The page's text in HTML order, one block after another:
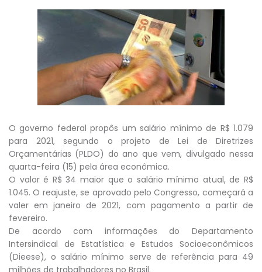
O governo federal propôs um salário mínimo de R$ 1.079
para 2021, segundo o projeto de Lei de Diretrizes
Orçamentárias (PLDO) do ano que vem, divulgado nessa
quarta-feira (15) pela área econômica.
O valor é R$ 34 maior que o salário mínimo atual, de R$
1.045. O reajuste, se aprovado pelo Congresso, começará a
valer em janeiro de 2021, com pagamento a partir de
fevereiro.
De acordo com informações do Departamento
Intersindical de Estatística e Estudos Socioeconômicos
(Dieese), o salário mínimo serve de referência para 49
milhões de trabalhadores no Brasil.